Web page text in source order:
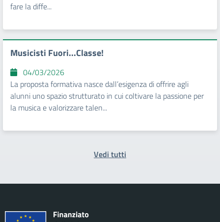
fare la diffe...
Musicisti Fuori...Classe!
04/03/2026
La proposta formativa nasce dall’esigenza di offrire agli
alunni uno spazio strutturato in cui coltivare la passione per
la musica e valorizzare talen...
Vedi tutti